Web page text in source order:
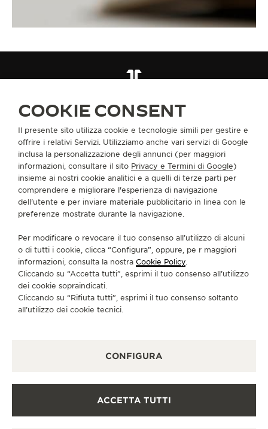
VAI ALLA PAGINA INSTAGRAM DI JAEGER-
VAI ALLA PAGINA LINKEDIN DI JAEGER-
VAI ALLA PAGINA FACEBOOK DI
VAI ALLA PAGINA YOUTUBE
VAI ALLA PAGINA
VAI ALLA PAGINA
ISCRIVERSI ALLA NEWSLETTER
INFORMAZIONI SU DI NOI
SERVIZI
CONTATTI
INFORMATIVA SUI COOKIE
COOKIE CONSENT
Il presente sito utilizza cookie e tecnologie simili per gestire e
offrire i relativi Servizi. Utilizziamo anche vari servizi di Google
inclusa la personalizzazione degli annunci (per maggiori
informazioni, consultare il sito Privacy e Termini di Google)
insieme ai nostri cookie analitici e a quelli di terze parti per
comprendere e migliorare l'esperienza di navigazione
dell'utente e per inviare materiale pubblicitario in linea con le
preferenze mostrate durante la navigazione.
Per modificare o revocare il tuo consenso all’utilizzo di alcuni
o di tutti i cookie, clicca “Configura”, oppure, pe r maggiori
informazioni, consulta la nostra Cookie Policy.
Cliccando su “Accetta tutti”, esprimi il tuo consenso all’utilizzo
dei cookie sopraindicati.
Cliccando su “Rifiuta tutti”, esprimi il tuo consenso soltanto
all’utilizzo dei cookie tecnici.
CONFIGURA
ACCETTA TUTTI